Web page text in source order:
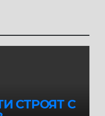
СТРОЯТ С